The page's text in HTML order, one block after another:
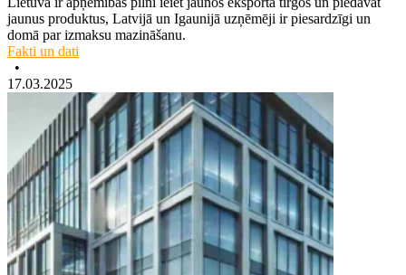
jaunus produktus, Latvijā un Igaunijā uzņēmēji ir piesardzīgi un
domā par izmaksu mazināšanu.
Fakti un dati
•
17.03.2025